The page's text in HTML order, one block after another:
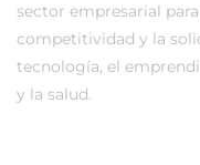
sector empresarial
competitividad y la
tecnología, el
y la salud.